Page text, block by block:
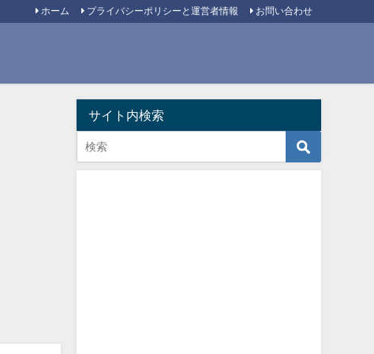
ホーム プライバシーポリシーと運営者情報 お問い合わせ
サイト内検索